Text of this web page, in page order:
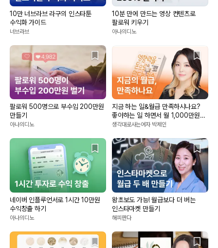
10만 너브라브 라구의 인스타툰
수익화 가이드
너브라브
10분 만에 만드는 영상 컨텐츠로
팔로워 키우기
아나의디노
팔로워 500명으로 부수입 200만원
만들기
아나의디노
지금 하는 일&월급 만족하시나요?
좋아하는 일 하면서 월 1,000만원
이상 벌기
생각대로사는여자 박제인
네이버 인플루언서로 1시간 10만원
수익창출 하기
아나의디노
왕초보도 가능! 월급보다 더 버는
인스타마켓 만들기
해피판다